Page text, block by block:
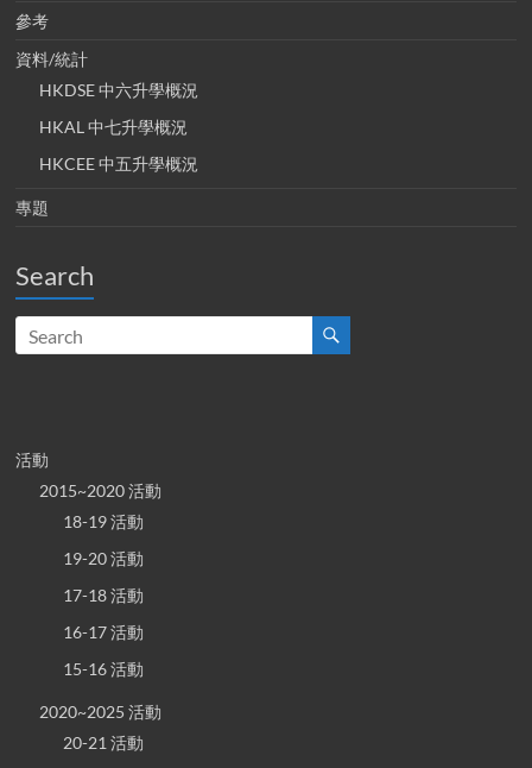
參考
資料/統計
HKDSE 中六升學概況
HKAL 中七升學概況
HKCEE 中五升學概況
專題
Search
活動
2015~2020 活動
18-19 活動
19-20 活動
17-18 活動
16-17 活動
15-16 活動
2020~2025 活動
20-21 活動